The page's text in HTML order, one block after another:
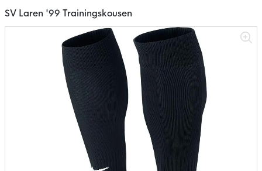
SV Laren '99 Trainingskousen